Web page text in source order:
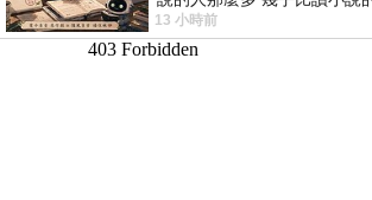
了一個問題 她說為什麼高中
13 小時前